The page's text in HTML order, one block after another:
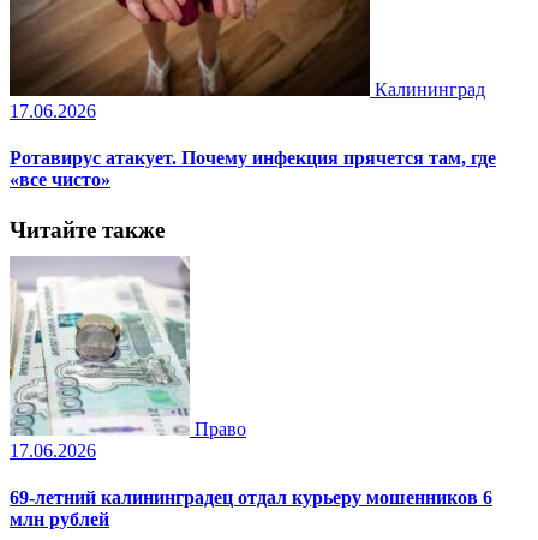
Калининград
17.06.2026
Ротавирус атакует. Почему инфекция прячется там, где
«все чисто»
Читайте также
Право
17.06.2026
69-летний калининградец отдал курьеру мошенников 6
млн рублей